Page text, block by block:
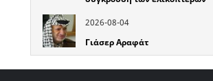
2026-08-04
Γιάσερ Αραφάτ